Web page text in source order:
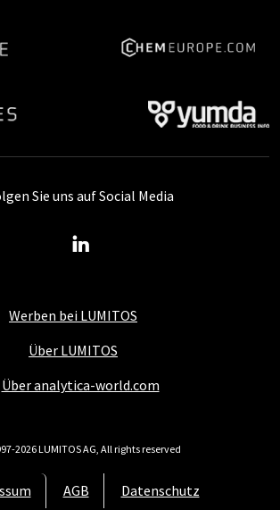
Werben bei LUMITOS
Über LUMITOS
Über analytica-world.com
AGB Datenschutz
Sie uns auf Social Media
2026 LUMITOS AG, All rights reserved